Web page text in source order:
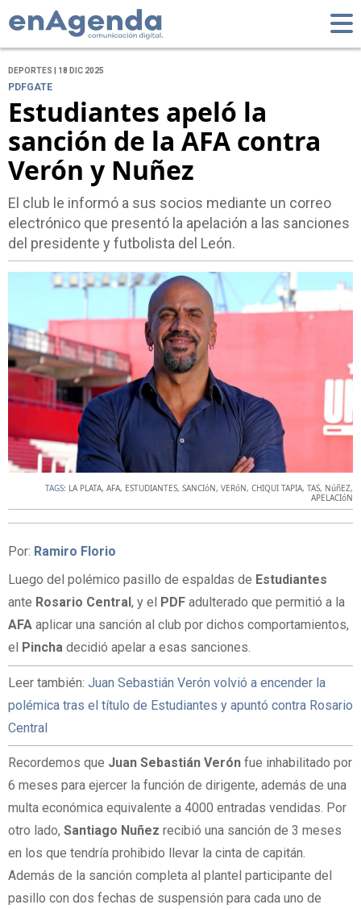
DEPORTES | 18 DIC 2025
PDFGATE
Estudiantes apeló la
sanción de la AFA contra
Verón y Nuñez
El club le informó a sus socios mediante un correo
electrónico que presentó la apelación a las sanciones
del presidente y futbolista del León.
TAGS: LA PLATA, AFA, ESTUDIANTES, SANCIóN, VERóN, CHIQUI TAPIA, TAS, NúñEZ,
APELACIóN
Por: Ramiro Florio
Luego del polémico pasillo de espaldas de Estudiantes
ante Rosario Central , y el PDF adulterado que permitió a la
AFA aplicar una sanción al club por dichos comportamientos,
el
Pincha decidió apelar a esas sanciones.
Leer también: Juan Sebastián Verón volvió a encender la
polémica tras el título de Estudiantes y apuntó contra Rosario
Central
Recordemos que Juan Sebastián Verón fue inhabilitado por
6 meses para ejercer la función de dirigente, además de una
multa económica equivalente a 4000 entradas vendidas. Por
otro lado, Santiago Nuñez recibió una sanción de 3 meses
en los que tendría prohibido llevar la cinta de capitán.
Además de la sanción completa al plantel participante del
pasillo con dos fechas de suspensión para cada uno de